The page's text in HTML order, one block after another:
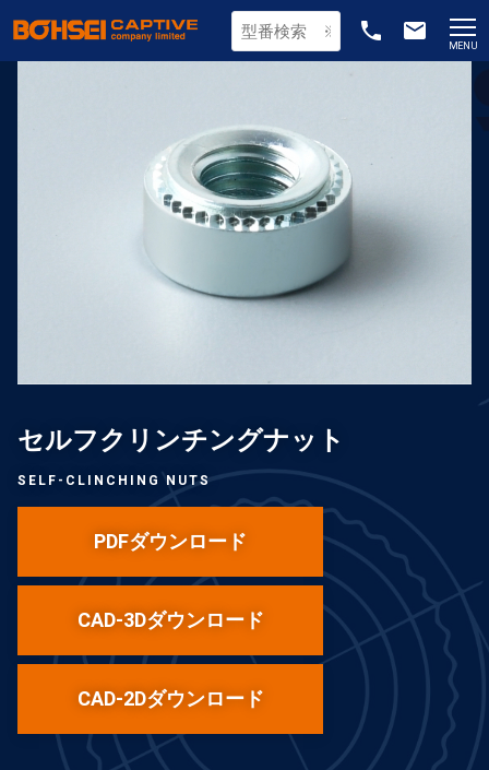
phone email
MENU
セルフクリンチングナット
SELF-CLINCHING NUTS
PDFダウンロード
CAD-3Dダウンロード
CAD-2Dダウンロード